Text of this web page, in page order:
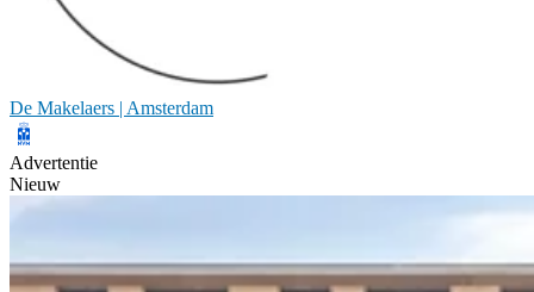
De Makelaers | Amsterdam
Advertentie
Nieuw